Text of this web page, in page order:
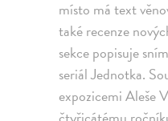
místo má text
také recenze
sekce popisuje
seriál Jednotka.
expozicemi Aleše